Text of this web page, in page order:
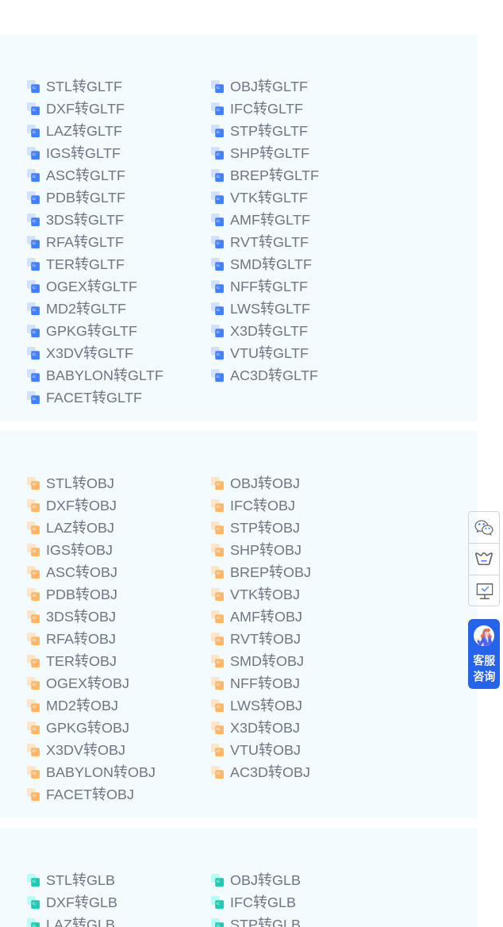
STL转GLTF
OBJ转GLTF
DXF转GLTF
IFC转GLTF
LAZ转GLTF
STP转GLTF
IGS转GLTF
SHP转GLTF
ASC转GLTF
BREP转GLTF
PDB转GLTF
VTK转GLTF
3DS转GLTF
AMF转GLTF
RFA转GLTF
RVT转GLTF
TER转GLTF
SMD转GLTF
OGEX转GLTF
NFF转GLTF
MD2转GLTF
LWS转GLTF
GPKG转GLTF
X3D转GLTF
X3DV转GLTF
VTU转GLTF
BABYLON转GLTF
AC3D转GLTF
FACET转GLTF
STL转OBJ
OBJ转OBJ
DXF转OBJ
IFC转OBJ
LAZ转OBJ
STP转OBJ
IGS转OBJ
SHP转OBJ
ASC转OBJ
BREP转OBJ
PDB转OBJ
VTK转OBJ
3DS转OBJ
AMF转OBJ
RFA转OBJ
RVT转OBJ
TER转OBJ
SMD转OBJ
OGEX转OBJ
NFF转OBJ
MD2转OBJ
LWS转OBJ
GPKG转OBJ
X3D转OBJ
X3DV转OBJ
VTU转OBJ
BABYLON转OBJ
AC3D转OBJ
FACET转OBJ
STL转GLB
OBJ转GLB
DXF转GLB
IFC转GLB
客服
咨询